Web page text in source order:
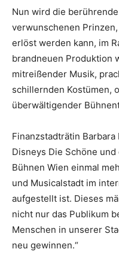
Nun wird die
verwunschenen
erlöst werden kann, im
brandneuen Produktion
mitreißender Musik,
schillernden Kostümen,
überwältigender
Finanzstadträtin
Disneys Die Schöne
Bühnen Wien einmal
und Musicalstadt im
aufgestellt ist. Dieses
nicht nur das Publikum
Menschen in unserer
neu gewinnen.“